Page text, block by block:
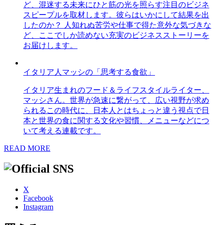
ど、混迷する未来にひと筋の光を照らす注目のビジネ
スピープルを取材します。彼らはいかにして結果を出
したのか？ 人知れぬ苦労や仕事で得た意外な気づきな
ど、ここでしか読めない充実のビジネスストーリーを
お届けします。
イタリア人マッシの「思考する食欲」
イタリア生まれのフード＆ライフスタイルライター、
マッシさん。世界が急速に繋がって、広い視野が求め
られるこの時代に、日本人とはちょっと違う視点で日
本と世界の食に関する文化や習慣、メニューなどにつ
いて考える連載です。
READ MORE
X
Facebook
Instagram